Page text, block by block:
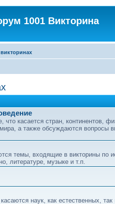
1001 Викторина
что касается стран, континентов,
а также обсуждаются вопросы
темы, входящие в викторины по
литературе, музыке и т.п.
наук, как естественных, так